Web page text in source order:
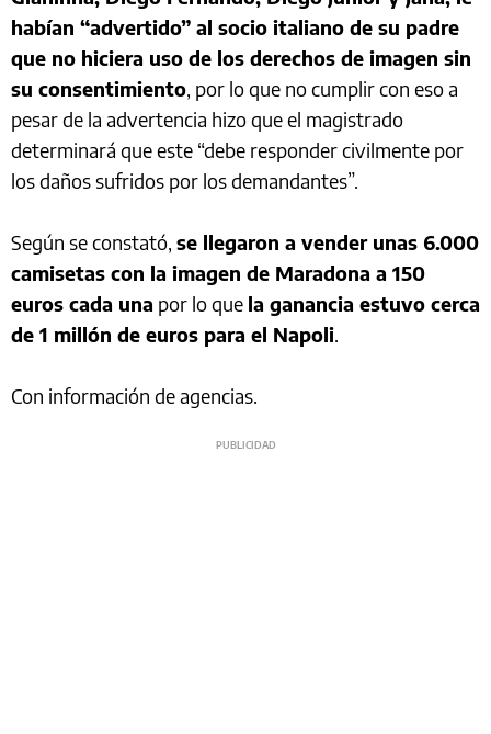
habían “advertido” al socio italiano de su padre
que no hiciera uso de los derechos de imagen sin
su consentimiento, por lo que no cumplir con eso a
pesar de la advertencia hizo que el magistrado
determinará que este “debe responder civilmente por
los daños sufridos por los demandantes”.
Según se constató, se llegaron a vender unas 6.000
camisetas con la imagen de Maradona a 150
euros cada una por lo que la ganancia estuvo cerca
de 1 millón de euros para el Napoli.
Con información de agencias.